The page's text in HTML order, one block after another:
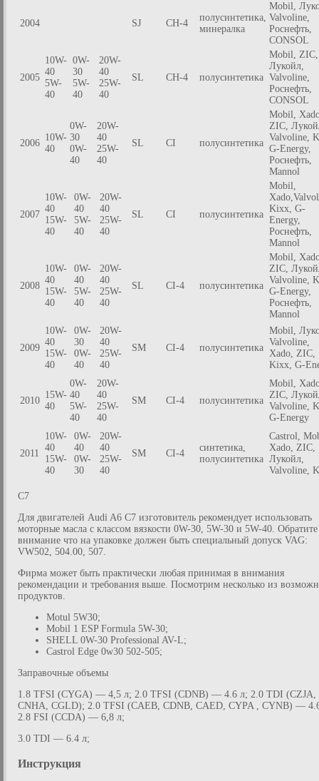
2004 SJ CH-4
полусинтетика,
минералка
Mobil,
Valvoline,
Роснефть,
CONSOL
2005
10W-
40
5W-
40
0W-
30
5W-
40
20W-
40
25W-
40
SL CH-4 полусинтетика
Mobil, ZIC,
Лукойл,
Valvoline,
Роснефть,
CONSOL
2006
10W-
40
0W-
30
0W-
40
20W-
40
25W-
40
SL CI полусинтетика
Mobil,
ZIC,
Valvoline,
G-Energy,
Роснефть,
Mannol
2007
10W-
40
15W-
40
0W-
40
5W-
40
20W-
40
25W-
40
SL CI полусинтетика
Mobil,
Kixx, G-
Energy,
Роснефть,
Mannol
2008
10W-
40
15W-
40
0W-
40
5W-
40
20W-
40
25W-
40
SL CI-4 полусинтетика
Mobil,
ZIC,
Valvoline,
G-Energy,
Роснефть,
Mannol
2009
10W-
40
15W-
40
0W-
30
0W-
40
20W-
40
25W-
40
SM CI-4 полусинтетика
Mobil,
Valvoline,
Xado, ZIC,
Kixx, G-
2010
15W-
40
0W-
40
5W-
40
20W-
40
25W-
40
SM CI-4 полусинтетика
Mobil,
ZIC,
Valvoline,
G-Energy
2011
10W-
40
15W-
40
0W-
40
0W-
30
20W-
40
25W-
40
SM CI-4
синтетика,
полусинтетика
Castrol,
Xado, ZIC,
Лукойл,
Valvoline,
C7
Для двигателей Audi A6 C7 изготовитель рекомендует использовать
моторные масла с классом вязкости 0W-30, 5W-30 и 5W-40. Обратите
внимание что на упаковке должен быть специальный допуск VAG:
VW502, 504.00, 507.
Фирма может быть практически любая принимая в внимания
рекомендации и требования выше. Посмотрим несколько из
продуктов.
Motul 5W30;
Mobil 1 ESP Formula 5W-30;
SHELL 0W-30 Professional AV-L;
Castrol Edge 0w30 502-505;
Заправочные объемы
1.8 TFSI (CYGA) — 4,5 л; 2.0 TFSI (CDNB) — 4.6 л; 2.0 TDI (CZJA,
CNHA, CGLD); 2.0 TFSI (CAEB, CDNB, CAED, CYPA , CYNB) —
2.8 FSI (CCDA) — 6,8 л;
3.0 TDI — 6.4 л;
Инструкция